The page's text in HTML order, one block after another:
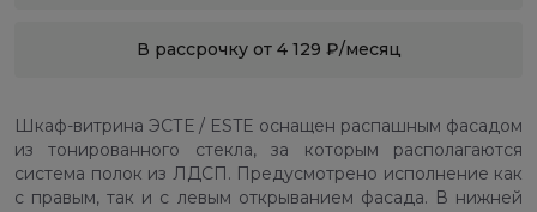
В рассрочку от 4 129 ₽/месяц
Шкаф-витрина ЭСТЕ / ESTE оснащен распашным фасадом
из тонированного стекла, за которым располагаются
система полок из ЛДСП. Предусмотрено исполнение как
с правым, так и с левым открыванием фасада. В нижней